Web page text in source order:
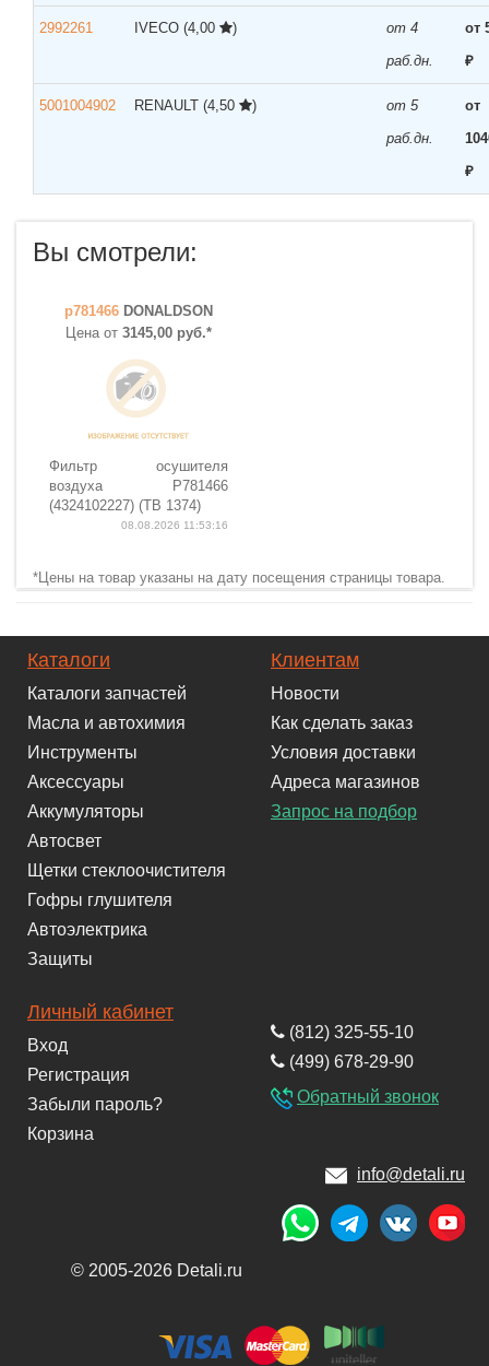
2992261 IVECO (4,00 )
от 4
раб.дн.
от
₽
5001004902 RENAULT (4,50 )
от 5
раб.дн.
от
₽
Вы смотрели:
p781466 DONALDSON
Цена от 3145,00 руб.*
Фильтр осушителя
воздуха P781466
(4324102227) (TB 1374)
08.08.2026 11:53:16
*Цены на товар указаны на дату посещения страницы товара.
Каталоги
Каталоги запчастей
Масла и автохимия
Инструменты
Аксессуары
Аккумуляторы
Автосвет
Щетки стеклоочистителя
Гофры глушителя
Автоэлектрика
Защиты
Клиентам
Новости
Как сделать заказ
Условия доставки
Адреса магазинов
Запрос на подбор
Личный кабинет
Вход
Регистрация
Забыли пароль?
Корзина
(812) 325-55-10
(499) 678-29-90
Обратный звонок
info@detali.ru
© 2005-2026 Detali.ru